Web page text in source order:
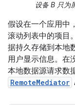
设备 B 只为
假设在一个应用中
滚动列表中的项目
据持久存储到本地
用户显示信息。在
本地数据源请求数
RemoteMediator